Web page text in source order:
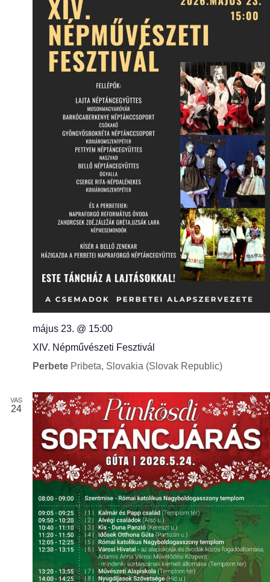
május 23. @ 15:00
XIV. Népművészeti Fesztivál
Perbete Pribeta, Slovakia (Slovak Republic)
VAS
24